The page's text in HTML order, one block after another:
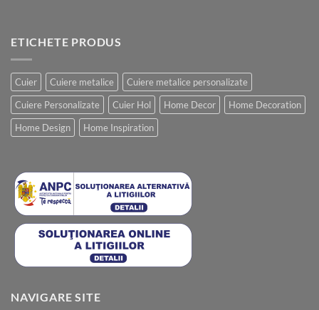
ETICHETE PRODUS
Cuier Cuiere metalice
Cuiere metalice personalizate
Cuiere Personalizate
Cuier Hol Home Decor
Home Decoration
Home Design
Home Inspiration
NAVIGARE SITE